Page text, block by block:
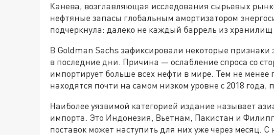
Канева, возглавляющая исследования сырьевых
нефтяные запасы глобальным амортизатором
подчеркнула: далеко не каждый баррель из
В Goldman Sachs зафиксировали некоторые
в последние дни. Причина — ослабление спроса со
импортирует больше всех нефти в мире. Тем не менее
находятся почти на самом низком уровне с 2018 года,
Наиболее уязвимой категорией издание называет
импорта. Это Индонезия, Вьетнам, Пакистан и
поставок может наступить для них уже через месяц. С